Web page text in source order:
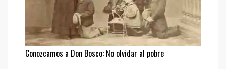
Conozcamos a Don Bosco: No olvidar al pobre